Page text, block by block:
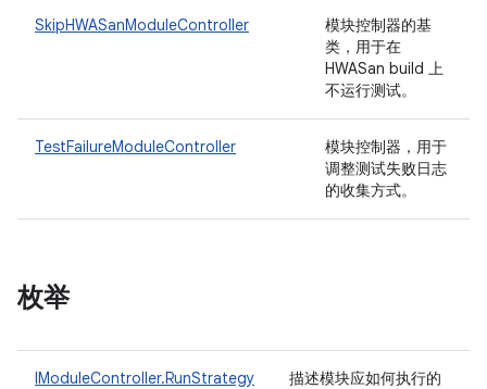
SkipHWASanModuleController
模块控制器的基
类，用于在
HWASan build 上
不运行测试。
TestFailureModuleController
模块控制器，用于
调整测试失败日志
的收集方式。
枚举
IModuleController.RunStrategy
描述模块应如何执行的